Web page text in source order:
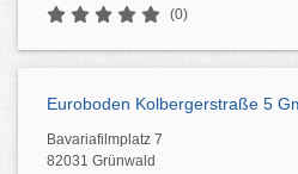
(0)
Euroboden Kolbergerstraße 5
Bavariafilmplatz 7
82031 Grünwald